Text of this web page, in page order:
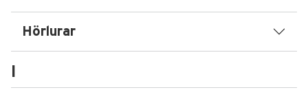
Hörlurar